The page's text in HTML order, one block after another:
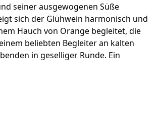
seiner ausgewogenen Süße
sich der Glühwein harmonisch und
Hauch von Orange begleitet, die
beliebten Begleiter an kalten
in geselliger Runde. Ein